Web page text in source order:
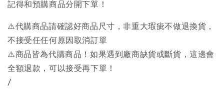
記得和預購商品分開下單！
⚠️代購商品請確認好商品尺寸，非重大瑕疵不做退換貨，
不接受任任何原因取消訂單
⚠️商品皆為代購商品！如果遇到廠商缺貨或斷貨，這邊會
全額退款，可以接受再下單！
/